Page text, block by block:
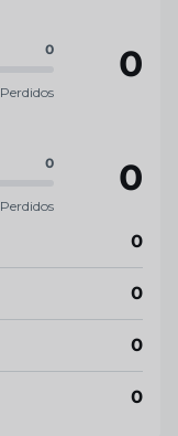
0
Perdidos
0
0
Perdidos
0
0
0
0
0